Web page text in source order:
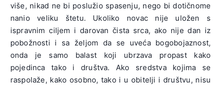
više, nikad ne bi poslužio spasenju, nego bi dotičnome
nanio veliku štetu. Ukoliko novac nije uložen s
ispravnim ciljem i darovan čista srca, ako nije dan iz
pobožnosti i sa željom da se uveća bogobojaznost,
onda je samo balast koji ubrzava propast kako
pojedinca tako i društva. Ako sredstva kojima se
raspolaže, kako osobno, tako i u obitelji i društvu, nisu